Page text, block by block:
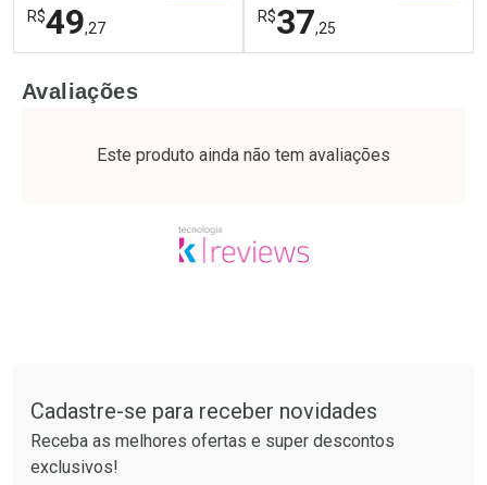
R$49,27
Laboratório
Ativar Desconto
Por Menos
Comprar sem Desconto
Por R$ 49,27/cada
R$37,25
Laboratório
Ativar Desconto
Por Menos
Comprar sem Desconto
Avaliações
Este produto ainda não tem avaliações
Cadastre-se para receber novidades
Receba as melhores ofertas e super descontos
exclusivos!